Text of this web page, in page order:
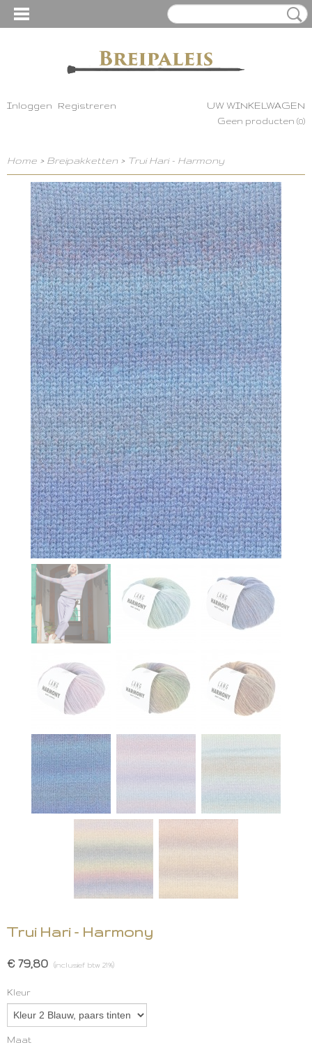
Inloggen Registreren UW WINKELWAGEN
Geen producten (0)
Home > Breipakketten > Trui Hari - Harmony
Trui Hari - Harmony
€ 79,80 (inclusief btw 21%)
Kleur
Maat